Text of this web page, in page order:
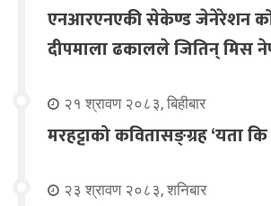
एनआरएनएकी सेकेण्ड जेनेरेशन
दीपमाला ढकालले जितिन् मिस
२१ श्रावण २०८३, बिहीबार
मरहट्टाको कवितासङ्ग्रह ‘यता
२३ श्रावण २०८३, शनिबार